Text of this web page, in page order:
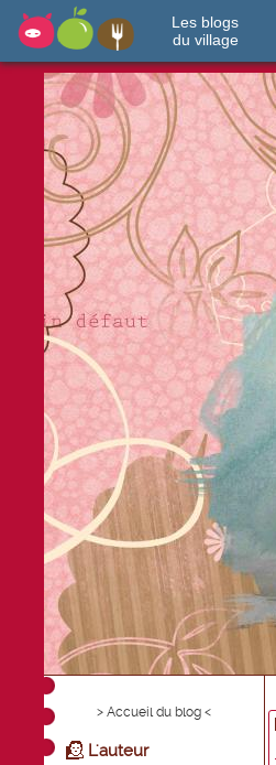
Les blogs
du village
> Accueil du blog <
L'auteur